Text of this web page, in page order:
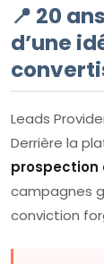
📍 20
d’une
Leads
Derrière la
prospection
campagnes
conviction